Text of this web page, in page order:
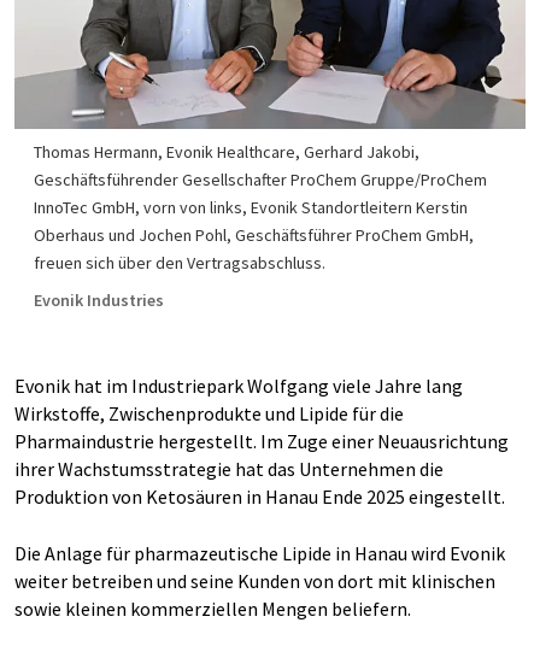
Thomas Hermann, Evonik Healthcare, Gerhard Jakobi,
Geschäftsführender Gesellschafter ProChem Gruppe/ProChem
InnoTec GmbH, vorn von links, Evonik Standortleitern Kerstin
Oberhaus und Jochen Pohl, Geschäftsführer ProChem GmbH,
freuen sich über den Vertragsabschluss.
Evonik Industries
Evonik hat im Industriepark Wolfgang viele Jahre lang
Wirkstoffe, Zwischenprodukte und Lipide für die
Pharmaindustrie hergestellt. Im Zuge einer Neuausrichtung
ihrer Wachstumsstrategie hat das Unternehmen die
Produktion von Ketosäuren in Hanau Ende 2025 eingestellt.
Die Anlage für pharmazeutische Lipide in Hanau wird Evonik
weiter betreiben und seine Kunden von dort mit klinischen
sowie kleinen kommerziellen Mengen beliefern.